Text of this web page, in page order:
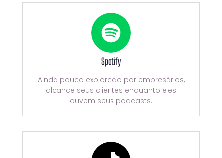
Spotify
Ainda pouco explorado por empresários,
alcance seus clientes enquanto eles
ouvem seus podcasts.